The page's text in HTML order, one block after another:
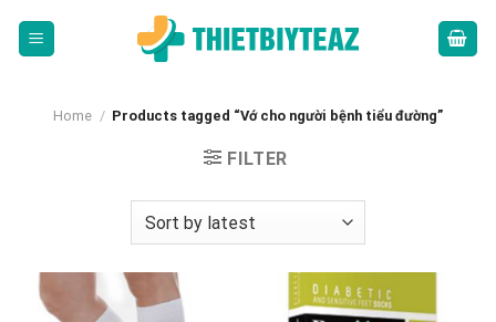
Home / Products tagged “Vớ cho người bệnh tiểu đường”
FILTER